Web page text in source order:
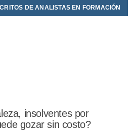
DE ANALISTAS EN FORMACIÓN
insolventes por
gozar sin costo?